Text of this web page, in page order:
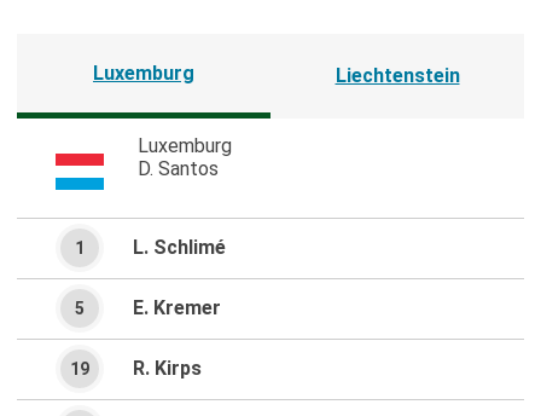
Luxemburg Liechtenstein
Luxemburg
D. Santos
L. Schlimé
1
E. Kremer
5
R. Kirps
19